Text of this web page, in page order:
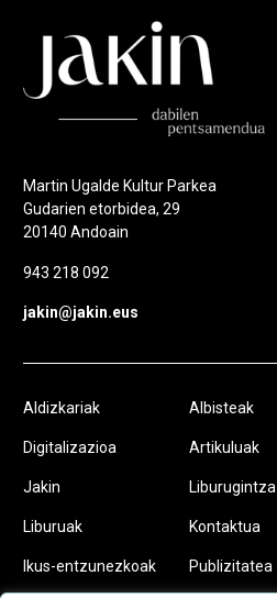
Martin Ugalde Kultur Parkea
Gudarien etorbidea, 29
20140 Andoain
943 218 092
jakin@jakin.eus
Aldizkariak
Digitalizazioa
Jakin
Liburuak
Ikus-entzunezkoak
Albisteak
Artikuluak
Liburugintza
Kontaktua
Publizitatea